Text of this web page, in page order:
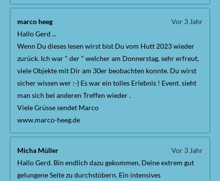
marco heeg
Vor 3 Jahr
Hallo Gerd ...
Wenn Du dieses lesen wirst bist Du vom Hutt 2023 wieder
zurück. Ich war " der " welcher am Donnerstag, sehr erfreut,
viele Objekte mit Dir am 30er beobachten konnte. Du wirst
sicher wissen wer :-) Es war ein tolles Erlebnis ! Event. sieht
man sich bei anderen Treffen wieder .
Viele Grüsse sendet Marco
www.marco-heeg.de
Micha Müller
Vor 3 Jahr
Hallo Gerd. Bin endlich dazu gekommen, Deine extrem gut
gelungene Seite zu durchstöbern. Ein intensives